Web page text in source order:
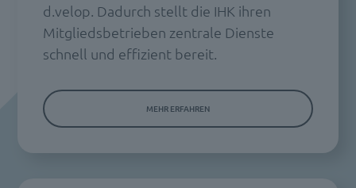
d.velop. Dadurch stellt die IHK ihren
Mitgliedsbetrieben zentrale Dienste
schnell und effizient bereit.
MEHR ERFAHREN